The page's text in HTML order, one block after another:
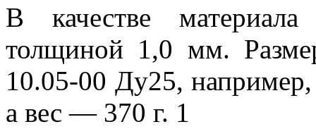
В качестве
толщиной 1,0 мм.
10.05-00 Ду25,
а вес — 370 г. 1